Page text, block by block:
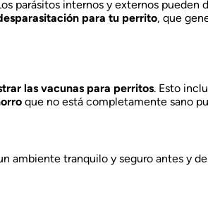
parásitos internos y externos
para tu perrito, que
las vacunas para perritos. Esto
que no está completamente sano
ambiente tranquilo y seguro antes y